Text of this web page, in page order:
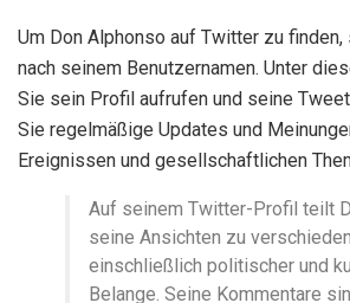
Um Don Alphonso auf Twitter zu
nach seinem Benutzernamen. Unter
Sie sein Profil aufrufen und seine
Sie regelmäßige Updates und
Ereignissen und gesellschaftlichen
Auf seinem Twitter-Profil teilt
seine Ansichten zu
einschließlich politischer und
Belange. Seine Kommentare